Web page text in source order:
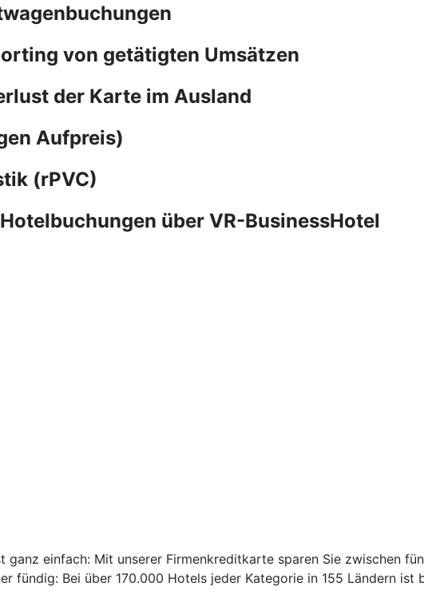
von getätigten Umsätzen
der Karte im Ausland
Aufpreis)
(rPVC)
über VR-BusinessHotel
einfach: Mit unserer Firmenkreditkarte sparen Sie zwischen
fündig: Bei über 170.000 Hotels jeder Kategorie in 155 Ländern